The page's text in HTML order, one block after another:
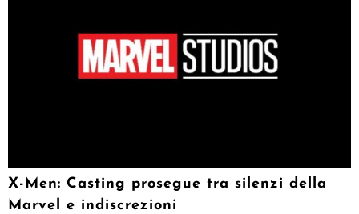
X-Men: Casting prosegue tra silenzi della
Marvel e indiscrezioni